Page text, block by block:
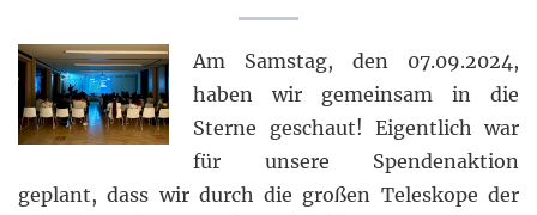
Am Samstag, den 07.09.2024,
haben wir gemeinsam in die
Sterne geschaut! Eigentlich war
für unsere Spendenaktion
geplant, dass wir durch die großen Teleskope der